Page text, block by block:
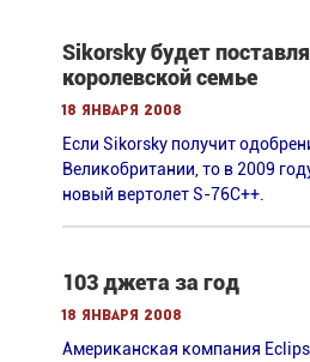
Sikorsky будет
королевской семье
18 января 2008
Если Sikorsky получит
Великобритании, то в 2009
новый вертолет S-76C++.
103 джета за год
18 января 2008
Американская компания